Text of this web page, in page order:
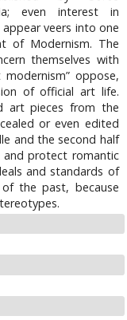
even interest in
veers into one
of Modernism. The
themselves with
oppose,
of official art life.
art pieces from the
or even edited
and the second half
and protect romantic
and standards of
the past, because